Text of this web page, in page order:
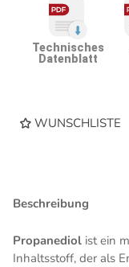
Technisches
Datenblatt
WUNSCHLISTE
Beschreibung
Propanediol ist ein
Inhaltsstoff, der als